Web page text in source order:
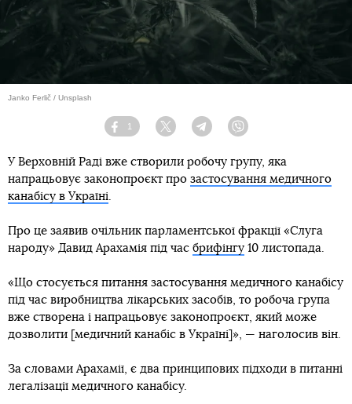
Janko Ferlič / Unsplash
Facebook
1
Twitter TelegramViber
У Верховній Раді вже створили робочу групу, яка
напрацьовує законопроєкт про застосування медичного
канабісу в Україні.
Про це заявив очільник парламентської фракції «Слуга
народу» Давид Арахамія під час брифінгу 10 листопада.
«Що стосується питання застосування медичного канабісу
під час виробництва лікарських засобів, то робоча група
вже створена і напрацьовує законопроєкт, який може
дозволити [медичний канабіс в Україні]», — наголосив він.
За словами Арахамії, є два принципових підходи в питанні
легалізації медичного канабісу.